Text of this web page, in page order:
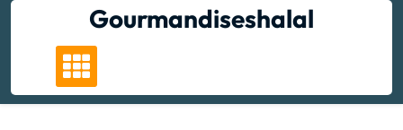
Gourmandiseshalal